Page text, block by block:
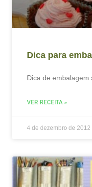
Dica para
Dica de embalagem
VER RECEITA »
4 de dezembro de 2012